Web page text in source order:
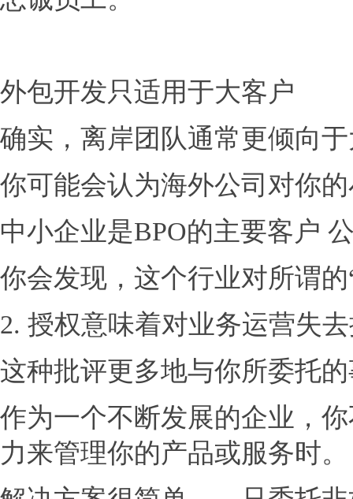
外包开发只适用于大客户
确实，离岸团队通常更倾向
你可能会认为海外公司对你
中小企业是BPO的主要客户
你会发现，这个行业对所谓
2. 授权意味着对业务运营失
这种批评更多地与你所委托
作为一个不断发展的企业，
力来管理你的产品或服务时。